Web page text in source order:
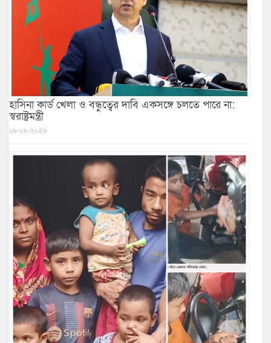
হাসিনা কার্ড খেলা ও বন্ধুত্বের দাবি একসঙ্গে চলতে পারে না:
স্বরাষ্ট্রমন্ত্রী
০৮/০৮/২০২৬